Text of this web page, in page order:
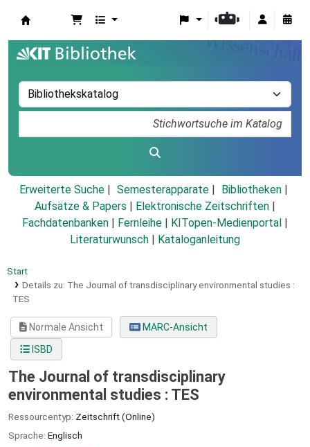
Erweiterte Suche Semesterapparate
Bibliotheken
Aufsätze & Papers
Elektronische Zeitschriften
Fachdatenbanken
Fernleihe KITopen-Medienportal
Literaturwunsch
Kataloganleitung
Start
Details zu: The Journal of transdisciplinary environmental studies :
TES
Normale Ansicht
MARC-Ansicht
ISBD
The Journal of transdisciplinary
environmental studies : TES
Ressourcentyp: Zeitschrift (Online)
Sprache: Englisch